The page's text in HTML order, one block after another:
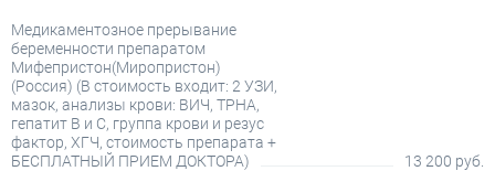
Медикаментозное прерывание
беременности препаратом
Мифепристон(Миропристон)
(Россия) (В стоимость входит: 2 УЗИ,
мазок, анализы крови: ВИЧ, TPHA,
гепатит В и С, группа крови и резус
фактор, ХГЧ, стоимость препарата +
БЕСПЛАТНЫЙ ПРИЕМ ДОКТОРА)
13 200 руб.